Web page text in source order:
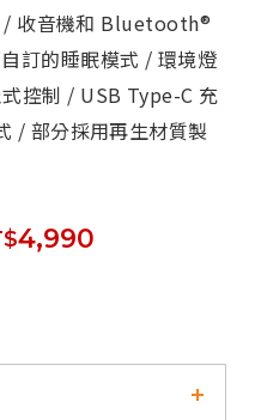
/ 收音機和 Bluetooth®
訂的睡眠模式 / 環境燈
控制 / USB Type-C 充
/ 部分採用再生材質製
4,990